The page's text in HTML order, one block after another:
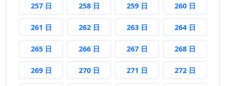
257 日257 日後258 日258 日後259 日259 日後260 日260 日後
261 日261 日後262 日262 日後263 日263 日後264 日264 日後
265 日265 日後266 日266 日後267 日267 日後268 日268 日後
269 日269 日後270 日270 日後271 日271 日後272 日272 日後